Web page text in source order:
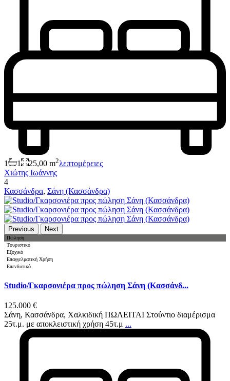
1 1 25,00 m2λεπτομέρειες
Χιώτης Ιωάννης
4
Κασσάνδρα, Σάνη (Κασσάνδρα)
Previous Next
Πώληση
Tουριστικό
Εξοχικό
Επαγγελματική Χρήση
Επενδυτικό
Studio/Γκαρσονιέρα προς πώληση Σάνη (Κασσάνδ...
125.000 €
Σάνη, Κασσάνδρα, Χαλκιδική ΠΩΛΕΙΤΑΙ Στούντιο διαμέρισμα
25τ.μ. με αποκλειστική χρήση 45τ.μ ...